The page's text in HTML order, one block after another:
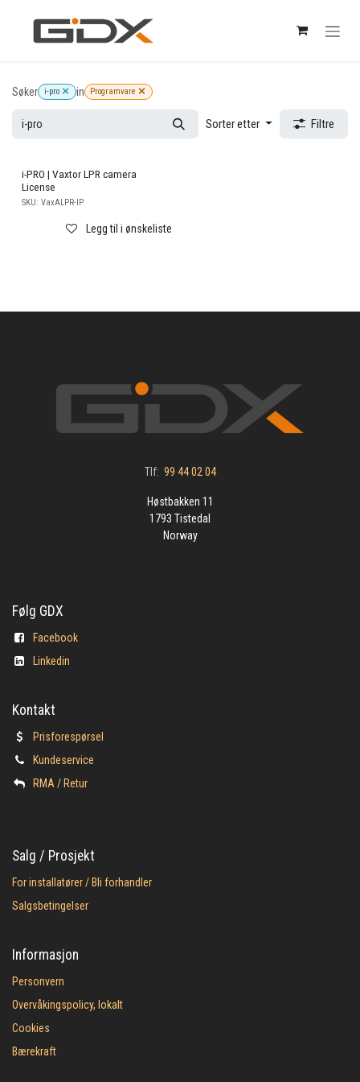
Søker i-pro in Programvare
Sorter etter Filtre
i-PRO | Vaxtor LPR camera
License
SKU: VaxALPR-IP
Legg til i ønskeliste
Tlf: 99 44 02 04
Høstbakken 11
1793 Tistedal
Norway
Følg GDX
Facebook
Linkedin
Kontakt
Prisforespørsel
Kundeservice
​RMA / Retur
Salg / Prosjekt
For installatører / Bli forhandler
Salgsbetingelser
Informasjon
Personvern
Overvåkingspolicy, lokalt
Cookies
Bærekraft